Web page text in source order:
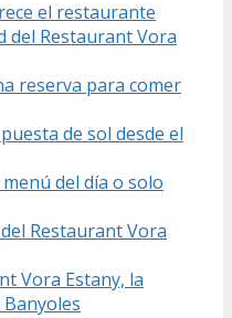
el restaurante
del Restaurant Vora
reserva para comer
de sol desde el
del día o solo
Restaurant Vora
Vora Estany, la